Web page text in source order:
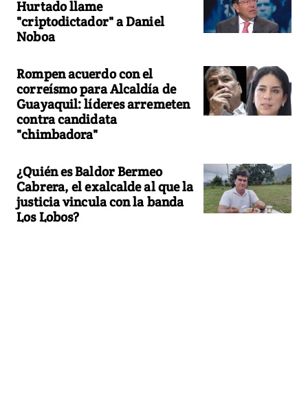
Hurtado llame
"criptodictador" a Daniel
Noboa
Rompen acuerdo con el
correísmo para Alcaldía de
Guayaquil: líderes arremeten
contra candidata
"chimbadora"
¿Quién es Baldor Bermeo
Cabrera, el exalcalde al que la
justicia vincula con la banda
Los Lobos?